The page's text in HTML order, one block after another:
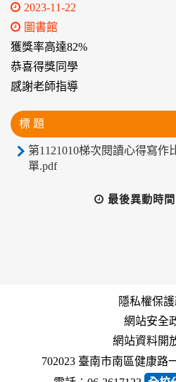
2023-11-22
圖書館
獲獎率高達82%
恭喜得獎同學
感謝老師指導
標 題
第1121010梯次閱讀心得寫作
單.pdf
最後異動時間
隱私權保
網站安全
網站資料開
702023 臺南市南區健康路